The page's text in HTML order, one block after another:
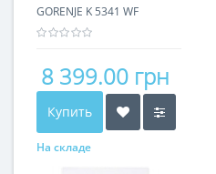
GORENJE K 5341 WF
8 399.00 грн
Купить
На складе